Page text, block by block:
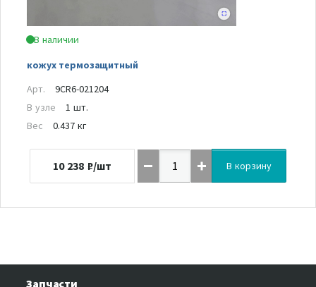
В наличии
кожух термозащитный
Арт.
9CR6-021204
В узле
1 шт.
Вес
0.437 кг
10 238 ₽/шт В корзину
Запчасти